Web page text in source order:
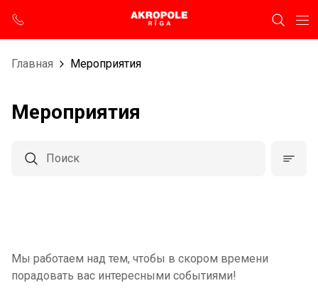
Главная Мероприятия
Мероприятия
Мы работаем над тем, чтобы в скором времени
порадовать вас интересными событиями!